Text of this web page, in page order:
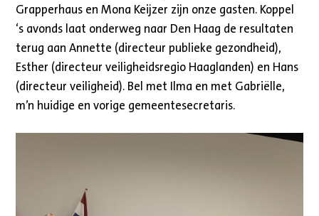
Grapperhaus en Mona Keijzer zijn onze gasten. Koppel
‘s avonds laat onderweg naar Den Haag de resultaten
terug aan Annette (directeur publieke gezondheid),
Esther (directeur veiligheidsregio Haaglanden) en Hans
(directeur veiligheid). Bel met Ilma en met Gabriëlle,
m’n huidige en vorige gemeentesecretaris.